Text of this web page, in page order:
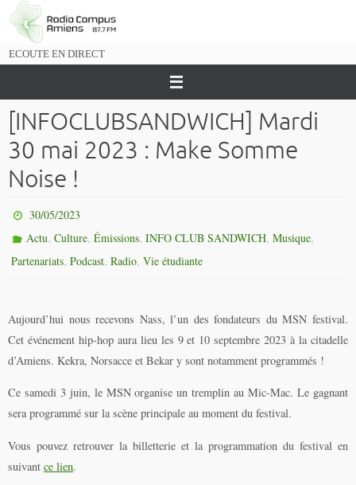
Passer
vers
ECOUTE EN DIRECT
[INFOCLUBSANDWICH] Mardi
30 mai 2023 : Make Somme
Noise !
30/05/2023
Actu,Culture,Émissions,INFO CLUB SANDWICH,Musique,
Partenariats, Podcast, Radio, Vie étudiante
Aujourd’hui nous recevons Nass, l’un des fondateurs du MSN festival.
Cet événement hip-hop aura lieu les 9 et 10 septembre 2023 à la citadelle
d’Amiens. Kekra, Norsacce et Bekar y sont notamment programmés !
Ce samedi 3 juin, le MSN organise un tremplin au Mic-Mac. Le gagnant
sera programmé sur la scène principale au moment du festival.
Vous pouvez retrouver la billetterie et la programmation du festival en
suivant ce lien.